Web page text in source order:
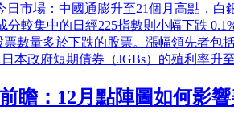
日市場：中國通膨升至21個月高點，白
分較集中的日經225指數則小幅下跌
數量多於下跌的股票。漲幅領先者包
日本政府短期債券（JGBs）的殖利率
瞻：12月點陣圖如何影響